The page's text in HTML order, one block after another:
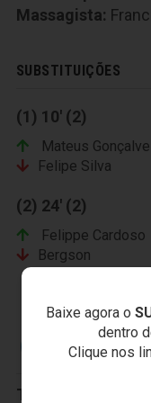
Baixe agora o
dentro
Clique nos
Massagista:
SUBSTITUIÇÕES
(1) 10' (2)
Mateus
Felipe Silva
(2) 24' (2)
Felippe Cardoso
Bergson
Titulares: